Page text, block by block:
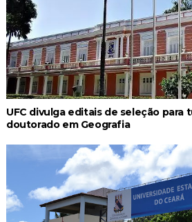
UFC divulga editais de seleção para
doutorado em Geografia